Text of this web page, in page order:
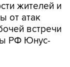
жителей и
от атак
встречи
РФ Юнус-